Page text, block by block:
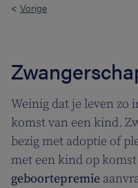
< Vorige
Weinig dat je leven zo
komst van een kind.
bezig met adoptie of
met een kind op
geboortepremie